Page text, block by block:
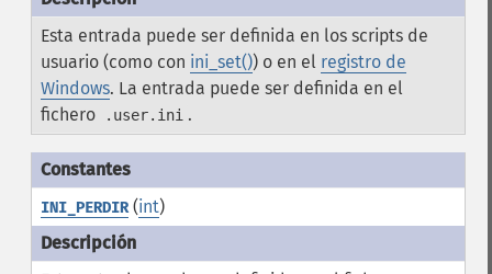
Esta entrada puede ser definida en los scripts de
usuario (como con ini_set()) o en el registro de
Windows. La entrada puede ser definida en el
fichero
.user.ini .
INI_PERDIR(int)